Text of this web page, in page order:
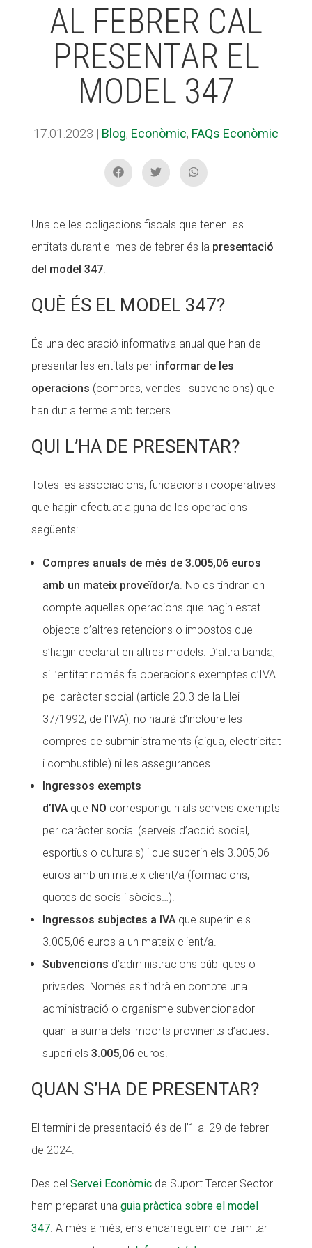
AL FEBRER CAL
PRESENTAR EL
MODEL 347
17.01.2023 | Blog, Econòmic, FAQs Econòmic
Una de les obligacions fiscals que tenen les
entitats durant el mes de febrer és la presentació
del model 347.
QUÈ ÉS EL MODEL 347?
És una declaració informativa anual que han de
presentar les entitats per informar de les
operacions (compres, vendes i subvencions) que
han dut a terme amb tercers.
QUI L’HA DE PRESENTAR?
Totes les associacions, fundacions i cooperatives
que hagin efectuat alguna de les operacions
següents:
Compres anuals de més de 3.005,06 euros
amb un mateix proveïdor/a. No es tindran en
compte aquelles operacions que hagin estat
objecte d’altres retencions o impostos que
s’hagin declarat en altres models. D’altra banda,
si l’entitat només fa operacions exemptes d’IVA
pel caràcter social (article 20.3 de la Llei
37/1992, de l’IVA), no haurà d’incloure les
compres de subministraments (aigua, electricitat
i combustible) ni les assegurances.
Ingressos exempts
d’IVAque NO corresponguin als serveis exempts
per caràcter social (serveis d’acció social,
esportius o culturals) i que superin els 3.005,06
euros amb un mateix client/a (formacions,
quotes de socis i sòcies…).
Ingressos subjectes a IVAque superin els
3.005,06 euros a un mateix client/a.
Subvencions d’administracions públiques o
privades. Només es tindrà en compte una
administració o organisme subvencionador
quan la suma dels imports provinents d’aquest
superi els 3.005,06euros.
QUAN S’HA DE PRESENTAR?
El termini de presentació és de l’1 al 29 de febrer
de 2024.
Des del Servei Econòmicde Suport Tercer Sector
hem preparat una guia pràctica sobre el model
347. A més a més, ens encarreguem de tramitar
ACCIÓ SOCIAL I JOVES
ESPLAIS
SUPORT TERCER SECTOR
CONEIX FUNDESPLAI
La Fundació
L'equip
Els comptes clars
Proposta educativa
ACTUALITAT
Notícies
Fundesplai als mitjans
Xarxes socials
COL·LABORA
Fes voluntariat
Fes un donatiu
Treballa amb nosaltres
ACCIÓ SOCIAL I JOVES
ESPLAIS
SUPORT TERCER SECTOR
CONEIX FUNDESPLAI
La Fundació
L'equip
Els comptes clars
Proposta educativa
ACTUALITAT
Notícies
Fundesplai als mitjans
Xarxes socials
COL·LABORA
Fes voluntariat
Fes un donatiu
Treballa amb nosaltres